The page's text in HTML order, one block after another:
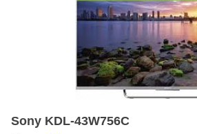
Sony KDL-43W756C